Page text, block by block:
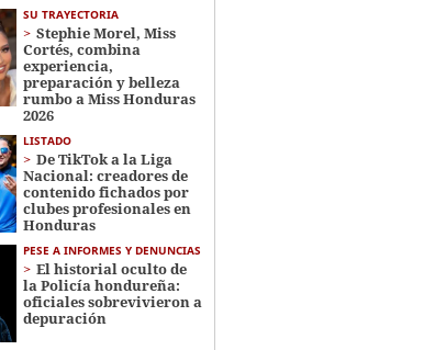
SU TRAYECTORIA
Stephie Morel, Miss
Cortés, combina
experiencia,
preparación y belleza
rumbo a Miss Honduras
2026
LISTADO
De TikTok a la Liga
Nacional: creadores de
contenido fichados por
clubes profesionales en
Honduras
PESE A INFORMES Y DENUNCIAS
El historial oculto de
la Policía hondureña:
oficiales sobrevivieron a
depuración